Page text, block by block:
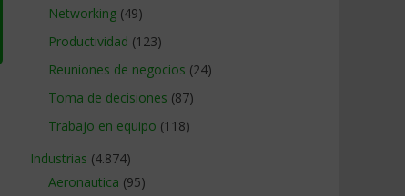
Networking (49)
Productividad (123)
Reuniones de negocios (24)
Toma de decisiones (87)
Trabajo en equipo (118)
Industrias (4.874)
Aeronautica (95)